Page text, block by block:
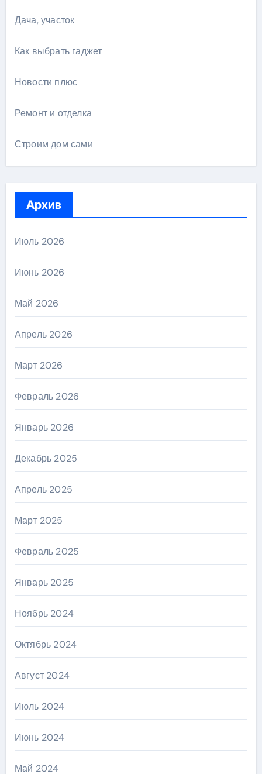
Дача, участок
Как выбрать гаджет
Новости плюс
Ремонт и отделка
Строим дом сами
Архив
Июль 2026
Июнь 2026
Май 2026
Апрель 2026
Март 2026
Февраль 2026
Январь 2026
Декабрь 2025
Апрель 2025
Март 2025
Февраль 2025
Январь 2025
Ноябрь 2024
Октябрь 2024
Август 2024
Июль 2024
Июнь 2024
Май 2024